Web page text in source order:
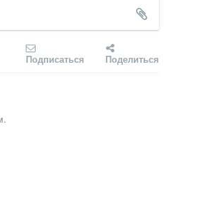
Подписаться Поделиться